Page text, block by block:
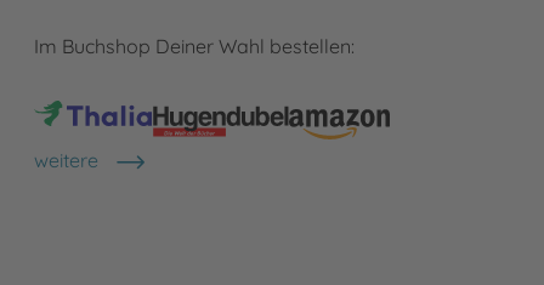
Im Buchshop Deiner Wahl bestellen:
weitere
Shops anzeigen